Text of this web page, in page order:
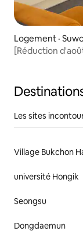
Logement ·
[Réduction
Rendez-vous
Les sites
Village Bukchon
université Hongik
Seongsu
Dongdaemun